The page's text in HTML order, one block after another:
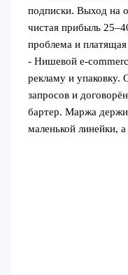
подписки. Выход на
чистая прибыль
проблема и платящая
- Нишевой
рекламу и упаковку.
запросов и
бартер. Маржа
маленькой линейки,